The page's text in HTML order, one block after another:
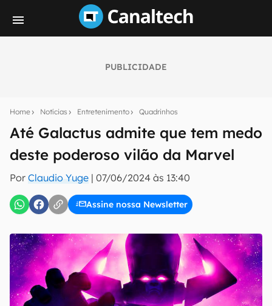
PUBLICIDADE
Home Notícias Entretenimento Quadrinhos
Até Galactus admite que tem medo
deste poderoso vilão da Marvel
Por Claudio Yuge | 07/06/2024 às 13:40
Assine nossa Newsletter
notícias e reviews sobre tecnologia em primeira
mão.
E-mail
inscreva-se
Confirmo que li, aceito e concordo com os Termos de
Uso e Política de Privacidade do Canaltech.